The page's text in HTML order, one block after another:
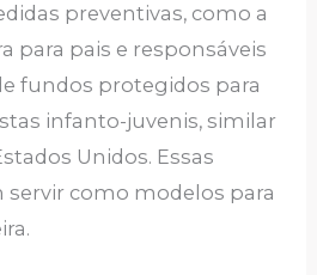
preventivas, como a
para pais e responsáveis
fundos protegidos para
infanto-juvenis, similar
Unidos. Essas
como modelos para